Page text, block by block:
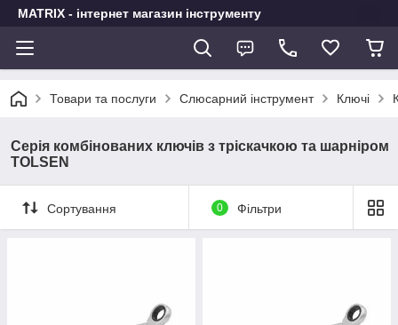
MATRIX - інтернет магазин інструменту
Товари та послуги Слюсарний інструмент Ключі
Серія комбінованих ключів з тріскачкою та шарніром
TOLSEN
Сортування 0 Фільтри